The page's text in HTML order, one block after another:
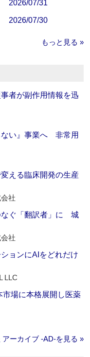
2026/07/31
2026/07/30
もっと見る »
者が副作用情報を迅
ない』事業へ 非常用
える臨床開発の生産
社
なぐ「翻訳者」に 城
社
ョンにAIをどれだけ
LLC
場に本格展開し医薬
ーカイブ ‐AD‐を見る »